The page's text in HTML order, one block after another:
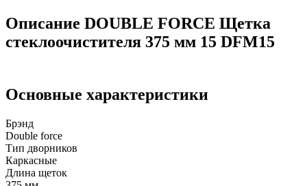
Описание DOUBLE FORCE Щетка
стеклоочистителя 375 мм 15 DFM15
Основные характеристики
Брэнд
Double force
Тип дворников
Каркасные
Длина щеток